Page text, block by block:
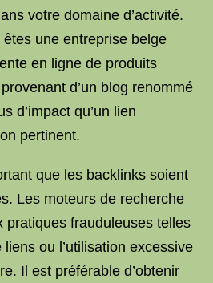
votre domaine d’activité.
une entreprise belge
en ligne de produits
d’un blog renommé
d’impact qu’un lien
pertinent.
que les backlinks soient
Les moteurs de recherche
pratiques frauduleuses telles
liens ou l’utilisation excessive
Il est préférable d’obtenir